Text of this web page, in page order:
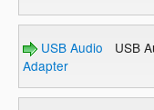
USB Audio
Adapter
USB